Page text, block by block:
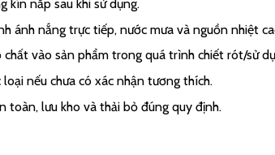
kín nắp sau khi sử dụng.
ánh nắng trực tiếp, nước mưa và nguồn nhiệt
chất vào sản phẩm trong quá trình chiết rót/sử
nếu chưa có xác nhận tương thích.
toàn, lưu kho và thải bỏ đúng quy định.